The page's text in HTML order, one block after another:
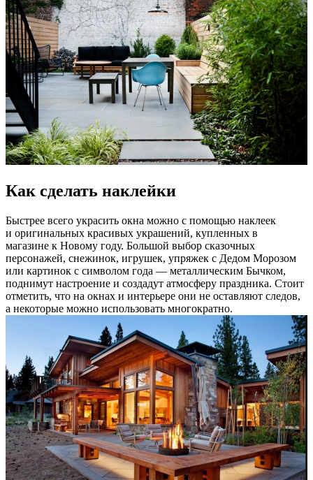
Как сделать наклейки
Быстрее всего украсить окна можно с помощью наклеек
и оригинальных красивых украшений, купленных в
магазине к Новому году. Большой выбор сказочных
персонажей, снежинок, игрушек, упряжек с Дедом Морозом
или картинок с символом года — металлическим Бычком,
поднимут настроение и создадут атмосферу праздника. Стоит
отметить, что на окнах и интерьере они не оставляют следов,
а некоторые можно использовать многократно.